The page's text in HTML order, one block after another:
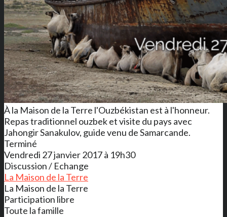
À la Maison de la Terre l'Ouzbékistan est à l'honneur.
Repas traditionnel ouzbek et visite du pays avec
Jahongir Sanakulov, guide venu de Samarcande.
Terminé
Vendredi 27 janvier 2017 à 19h30
Discussion / Echange
La Maison de la Terre
La Maison de la Terre
Participation libre
Toute la famille